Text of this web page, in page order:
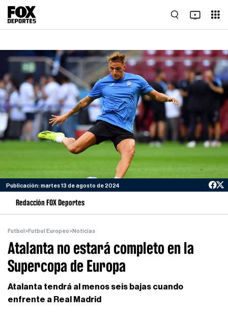
Publicación: martes 13 de agosto de 2024
Redacción FOX Deportes
Futbol >Futbol Europeo>Noticias
Atalanta no estará completo en la
Supercopa de Europa
Atalanta tendrá al menos seis bajas cuando
enfrente a Real Madrid